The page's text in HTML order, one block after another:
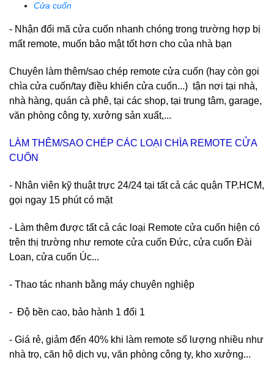
Cửa cuốn
- Nhận đổi mã cửa cuốn nhanh chóng trong trường hợp bị
mất remote, muốn bảo mật tốt hơn cho của nhà bạn
Chuyên làm thêm/sao chép remote cửa cuốn (hay còn gọi
chìa cửa cuốn/tay điều khiển cửa cuốn...) tận nơi tại nhà,
nhà hàng, quán cà phê, tại các shop, tại trung tâm, garage,
văn phòng công ty, xưởng sản xuất,...
LÀM THÊM/SAO CHÉP CÁC LOẠI CHÌA REMOTE CỬA
CUỐN
- Nhân viên kỹ thuật trực 24/24 tại tất cả các quận TP.HCM,
gọi ngay 15 phút có mặt
- Làm thêm được tất cả các loại Remote cửa cuốn hiện có
trên thị trường như remote cửa cuốn Đức, cửa cuốn Đài
Loan, cửa cuốn Úc...
- Thao tác nhanh bằng máy chuyên nghiệp
- Độ bền cao, bảo hành 1 đổi 1
- Giá rẻ, giảm đến 40% khi làm remote số lượng nhiều như
nhà trọ, căn hộ dịch vụ, văn phòng công ty, kho xưởng...